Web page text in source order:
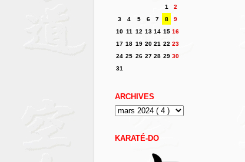
1
2
3
4 5 6 7 8
9
10 11 12 13 14 15 16
17 18 19 20 21 22 23
24 25 26 27 28 29 30
31
ARCHIVES
KARATÉ-DO